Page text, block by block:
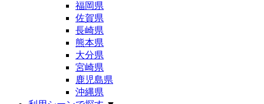
福岡県
佐賀県
長崎県
熊本県
大分県
宮崎県
鹿児島県
沖縄県